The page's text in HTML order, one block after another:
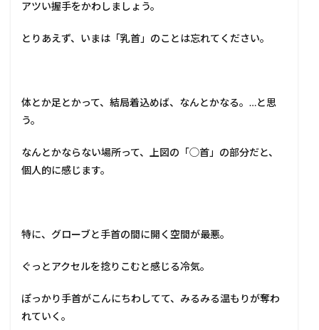
アツい握手をかわしましょう。
とりあえず、いまは「乳首」のことは忘れてください。
体とか足とかって、結局着込めば、なんとかなる。…と思
う。
なんとかならない場所って、上図の「◯首」の部分だと、
個人的に感じます。
特に、グローブと手首の間に開く空間が最悪。
ぐっとアクセルを捻りこむと感じる冷気。
ぽっかり手首がこんにちわしてて、みるみる温もりが奪わ
れていく。